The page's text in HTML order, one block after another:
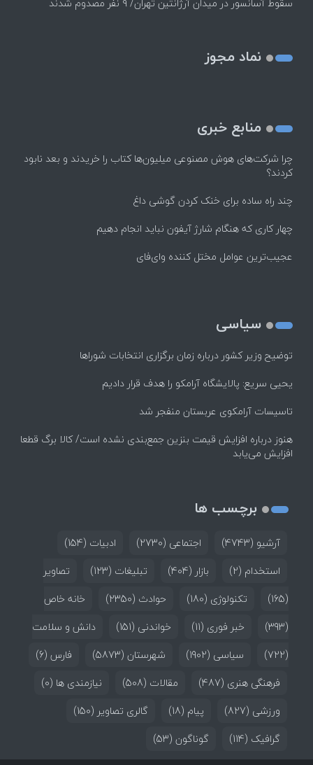
نماد مجوز
منابع خبری
چرا شرکت‌های هوش مصنوعی میلیون‌ها کتاب را خریدند و بعد نابود
کردند؟
چند راه‌ ساده برای خنک کردن گوشی داغ
چهار کاری که هنگام شارژ آیفون نباید انجام دهیم
عجیب‌ترین عوامل مختل کننده وای‌فای
سیاسی
توضیح وزیر کشور درباره زمان برگزاری انتخابات شوراها
یحیی سریع: پالایشگاه آرامکو را هدف قرار دادیم
تاسیسات آرامکوی عربستان منفجر شد
هنوز درباره افزایش قیمت بنزین جمع‌بندی نشده است/ کالا برگ قطعا
افزایش می‌یابد
برچسب ها
آرشیو (4743) اجتماعی (2730) ادبیات (154)
استخدام (2) بازار (404) تبلیغات (123)
تصاویر
(165)
تکنولوژی (180) حوادث (2350)
خانه خاص
(393)
خبر فوری (11) خواندنی (151)
دانش و سلامت
(722)
سیاسی (1902) شهرستان (5873) فارس (6)
فرهنگی هنری (487) مقالات (508) نیازمندی ها (0)
ورزشی (827) پیام (18) گالری تصاویر (150)
گرافیک (114) گوناگون (53)